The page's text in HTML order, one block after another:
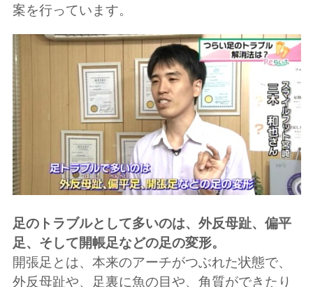
案を行っています。
足のトラブルとして多いのは、外反母趾、偏平
足、そして開帳足などの足の変形。
開張足とは、本来のアーチがつぶれた状態で、
外反母趾や、足裏に魚の目や、角質ができたり